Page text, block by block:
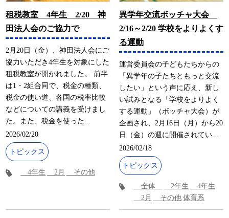
租税教室 4年生 2/20 神
田法人会のご協力で
2月20日（金）、神田法人会にご
協力いただき4年生を対象にした
租税教室が開かれました。 前半
は1・2組合同で、税金の種類、
税金の使い道、各国の税率比較
などについての講義を受けまし
た。また、税金を使った...
2026/02/20
トピックス
4年生 2月 その他
異学年交流ボッチャ大会
2/16～2/20 学校をよりよくす
る運動
運営委員会の子どもたちからの
「異学年の子たちともっと交流
したい」という声に応え、新し
い試みとなる「学校をよりよく
する運動」（ボッチャ大会）が
企画され、2月16日（月）から20
日（金）の週に開催されてい...
2026/02/18
トピックス
全体 2年生
4年生
2月
その他 体育系